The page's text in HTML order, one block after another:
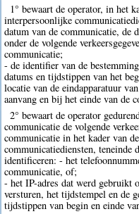
1° bewaart de operator, in het
interpersoonlijke
datum van de communicatie, de
onder de volgende
communicatie;
- de identifier van de
datums en tijdstippen van het
locatie van de eindapparatuur
aanvang en bij het einde van de
2° bewaart de operator
communicatie de volgende
communicatie in het kader van
communicatiediensten, teneinde
identificeren: - het
communicatie, of;
- het IP-adres dat werd gebruikt
versturen, het tijdstempel en de
tijdstippen van begin en einde